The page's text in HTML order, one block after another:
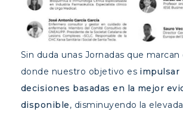
Sin duda unas Jornadas que marcan
donde nuestro objetivo es impulsar
decisiones basadas en la mejor
disponible, disminuyendo la